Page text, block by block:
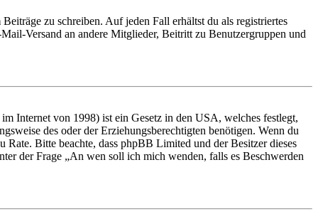
zu schreiben. Auf jeden Fall erhältst du als registriertes
Versand an andere Mitglieder, Beitritt zu Benutzergruppen und
Internet von 1998) ist ein Gesetz in den USA, welches festlegt,
des oder der Erziehungsberechtigten benötigen. Wenn du
Bitte beachte, dass phpBB Limited und der Besitzer dieses
der Frage „An wen soll ich mich wenden, falls es Beschwerden